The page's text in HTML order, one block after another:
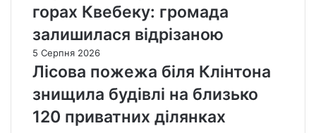
горах Квебеку: громада
залишилася відрізаною
5 Серпня 2026
Лісова пожежа біля Клінтона
знищила будівлі на близько
120 приватних ділянках